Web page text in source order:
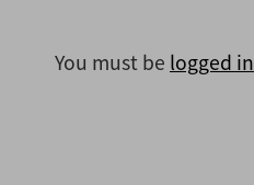
You must be logged in